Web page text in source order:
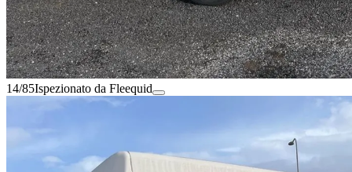
14/85Ispezionato da Fleequid